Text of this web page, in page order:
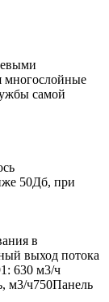
многослойные
самой
50Дб, при
в
выход потока
630 м3/ч
м3/ч750Панель